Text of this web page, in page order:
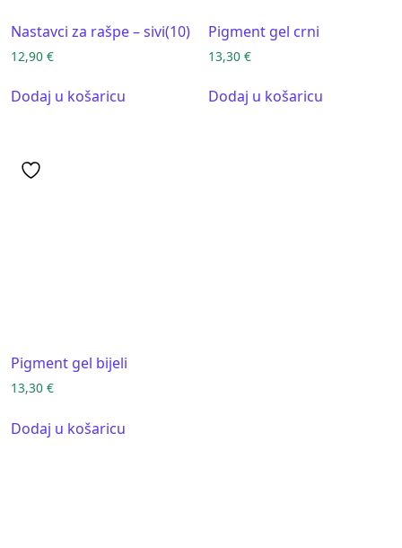
Nastavci za rašpe – sivi(10)
12,90 €
Dodaj u košaricu
Pigment gel crni
13,30€
Dodaj u košaricu
Pigment gel bijeli
13,30 €
Dodaj u košaricu